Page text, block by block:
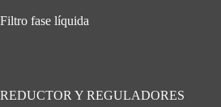
Filtro fase líquida
REDUCTOR Y REGULADORES